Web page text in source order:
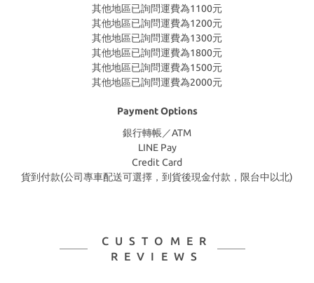
其他地區已詢問運費為1100元
其他地區已詢問運費為1200元
其他地區已詢問運費為1300元
其他地區已詢問運費為1800元
其他地區已詢問運費為1500元
其他地區已詢問運費為2000元
Payment Options
銀行轉帳／ATM
LINE Pay
Credit Card
貨到付款(公司專車配送可選擇，到貨後現金付款，限台中以北)
CUSTOMER
REVIEWS